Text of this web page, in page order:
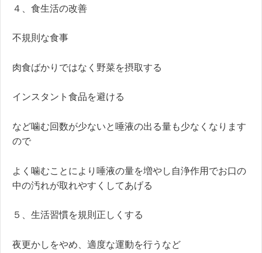
４、食生活の改善
不規則な食事
肉食ばかりではなく野菜を摂取する
インスタント食品を避ける
など噛む回数が少ないと唾液の出る量も少なくなります
ので
よく噛むことにより唾液の量を増やし自浄作用でお口の
中の汚れが取れやすくしてあげる
５、生活習慣を規則正しくする
夜更かしをやめ、適度な運動を行うなど